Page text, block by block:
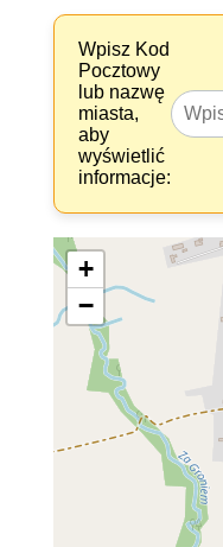
Wpisz Kod
Pocztowy
lub nazwę
miasta,
aby
wyświetlić
informacje:
+
−